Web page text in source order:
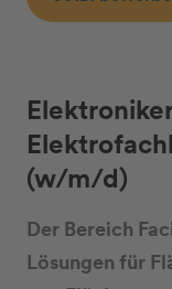
(w/m/d)
Der Bereich
Lösungen für